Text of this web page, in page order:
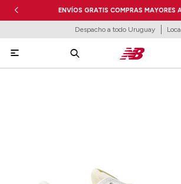
ENVÍOS GRATIS COMPRAS
Despacho a todo Uruguay
